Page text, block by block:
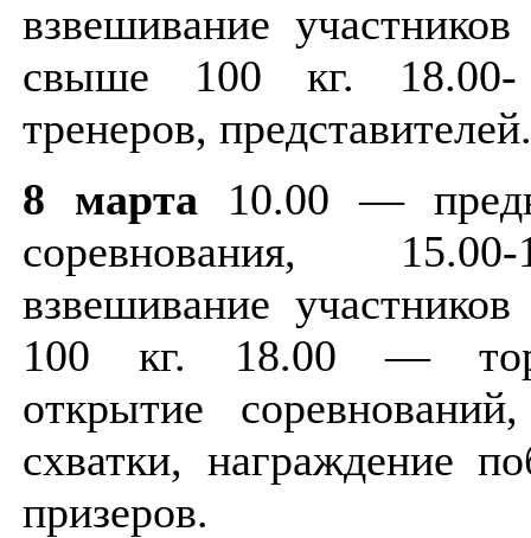
взвешивание
свыше 100 кг. 18.00-
тренеров, представителей.
8 марта 10.00 —
соревнования,
взвешивание
100 кг. 18.00 —
открытие
схватки, награждение
призеров.